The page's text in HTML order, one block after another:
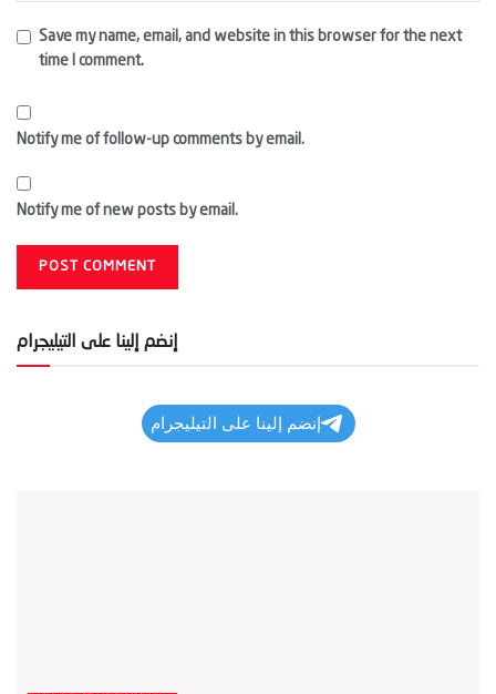
Save my name, email, and website in this browser for the next
time I comment.
Notify me of follow-up comments by email.
Notify me of new posts by email.
إنضم إلينا على التيليجرام
إنضم إلينا على التيليجرام